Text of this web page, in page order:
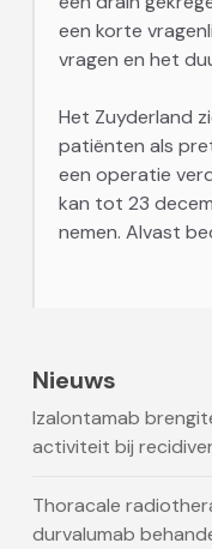
een korte
vragen en het
Het Zuyderland
patiënten als
een operatie
kan tot 23
nemen. Alvast
Nieuws
Izalontamab
activiteit bij
Thoracale
durvalumab